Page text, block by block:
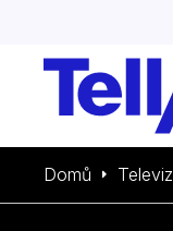
Domů